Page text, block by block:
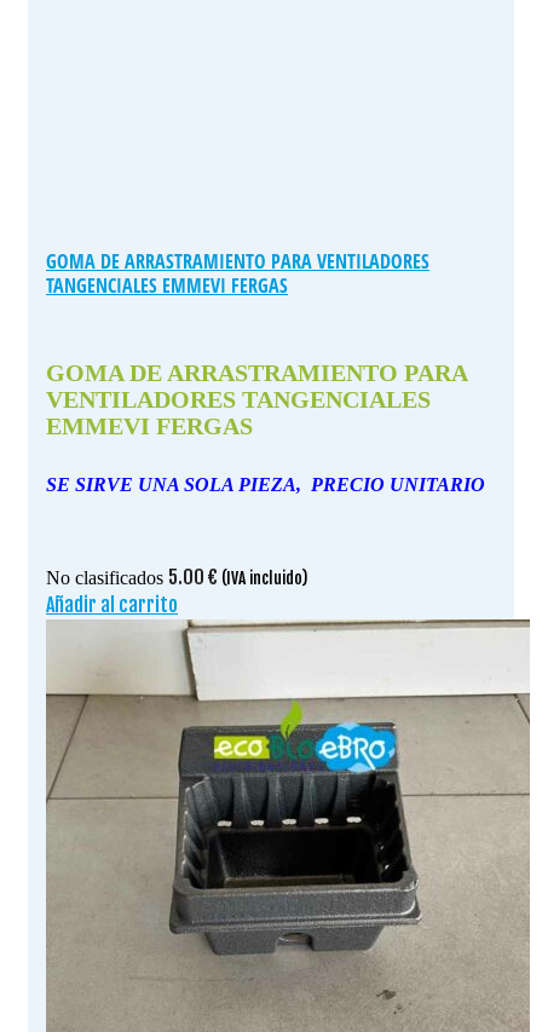
GOMA DE ARRASTRAMIENTO PARA VENTILADORES
TANGENCIALES EMMEVI FERGAS
GOMA DE ARRASTRAMIENTO PARA
VENTILADORES TANGENCIALES
EMMEVI FERGAS
SE SIRVE UNA SOLA PIEZA, PRECIO UNITARIO
No clasificados 5.00 € (IVA incluido)
Añadir al carrito